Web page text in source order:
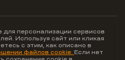
для персонализации сервисов
Используя сайт или кликая
с этим, как описано в
файлов cookie. Если нет